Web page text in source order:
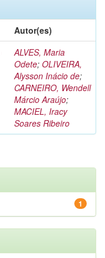
Autor(es)
ALVES, Maria
Odete; OLIVEIRA,
Alysson Inácio de;
CARNEIRO, Wendell
Márcio Araújo;
MACIEL, Iracy
Soares Ribeiro
1